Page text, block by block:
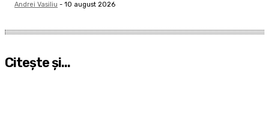
Andrei Vasiliu - 10 august 2026
Citeşte şi...